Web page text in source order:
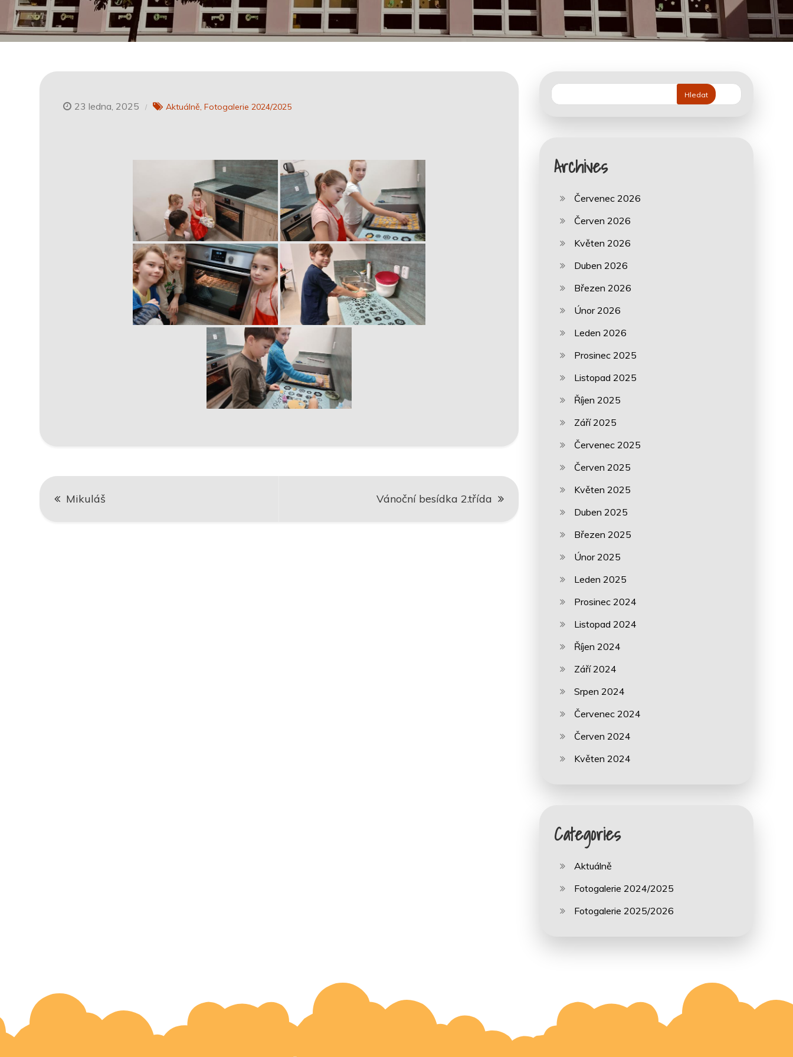
23 ledna, 2025 Aktuálně Fotogalerie 2024/2025
Navigace
pro
Mikuláš Vánoční besídka 2.třída
Hledat
Archives
Červenec 2026
Červen 2026
Květen 2026
Duben 2026
Březen 2026
Únor 2026
Leden 2026
Prosinec 2025
Listopad 2025
Říjen 2025
Září 2025
Červenec 2025
Červen 2025
Květen 2025
Duben 2025
Březen 2025
Únor 2025
Leden 2025
Prosinec 2024
Listopad 2024
Říjen 2024
Září 2024
Srpen 2024
Červenec 2024
Červen 2024
Květen 2024
Categories
Aktuálně
Fotogalerie 2024/2025
Fotogalerie 2025/2026